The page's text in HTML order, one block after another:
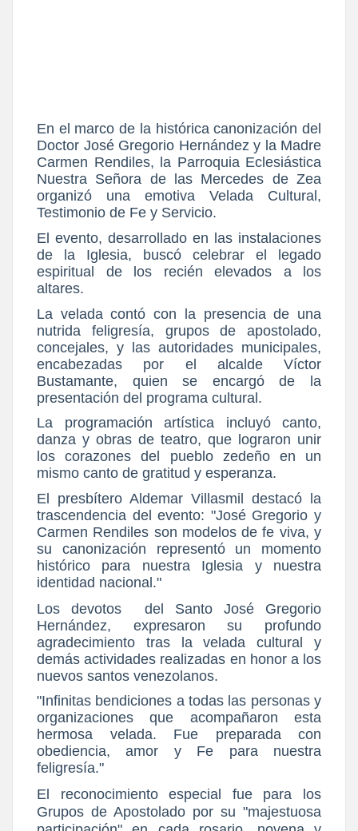
En el marco de la histórica canonización del
Doctor José Gregorio Hernández y la Madre
Carmen Rendiles, la Parroquia Eclesiástica
Nuestra Señora de las Mercedes de Zea
organizó una emotiva Velada Cultural,
Testimonio de Fe y Servicio.
El evento, desarrollado en las instalaciones
de la Iglesia, buscó celebrar el legado
espiritual de los recién elevados a los
altares.
La velada contó con la presencia de una
nutrida feligresía, grupos de apostolado,
concejales, y las autoridades municipales,
encabezadas por el alcalde Víctor
Bustamante, quien se encargó de la
presentación del programa cultural.
La programación artística incluyó canto,
danza y obras de teatro, que lograron unir
los corazones del pueblo zedeño en un
mismo canto de gratitud y esperanza.
El presbítero Aldemar Villasmil destacó la
trascendencia del evento: "José Gregorio y
Carmen Rendiles son modelos de fe viva, y
su canonización representó un momento
histórico para nuestra Iglesia y nuestra
identidad nacional."
Los devotos
del Santo José Gregorio
Hernández, expresaron su profundo
agradecimiento tras la velada cultural y
demás actividades realizadas en honor a los
nuevos santos venezolanos.
"Infinitas bendiciones a todas las personas y
organizaciones que acompañaron esta
hermosa velada. Fue preparada con
obediencia, amor y Fe para nuestra
feligresía."
El reconocimiento especial fue para los
Grupos de Apostolado por su "majestuosa